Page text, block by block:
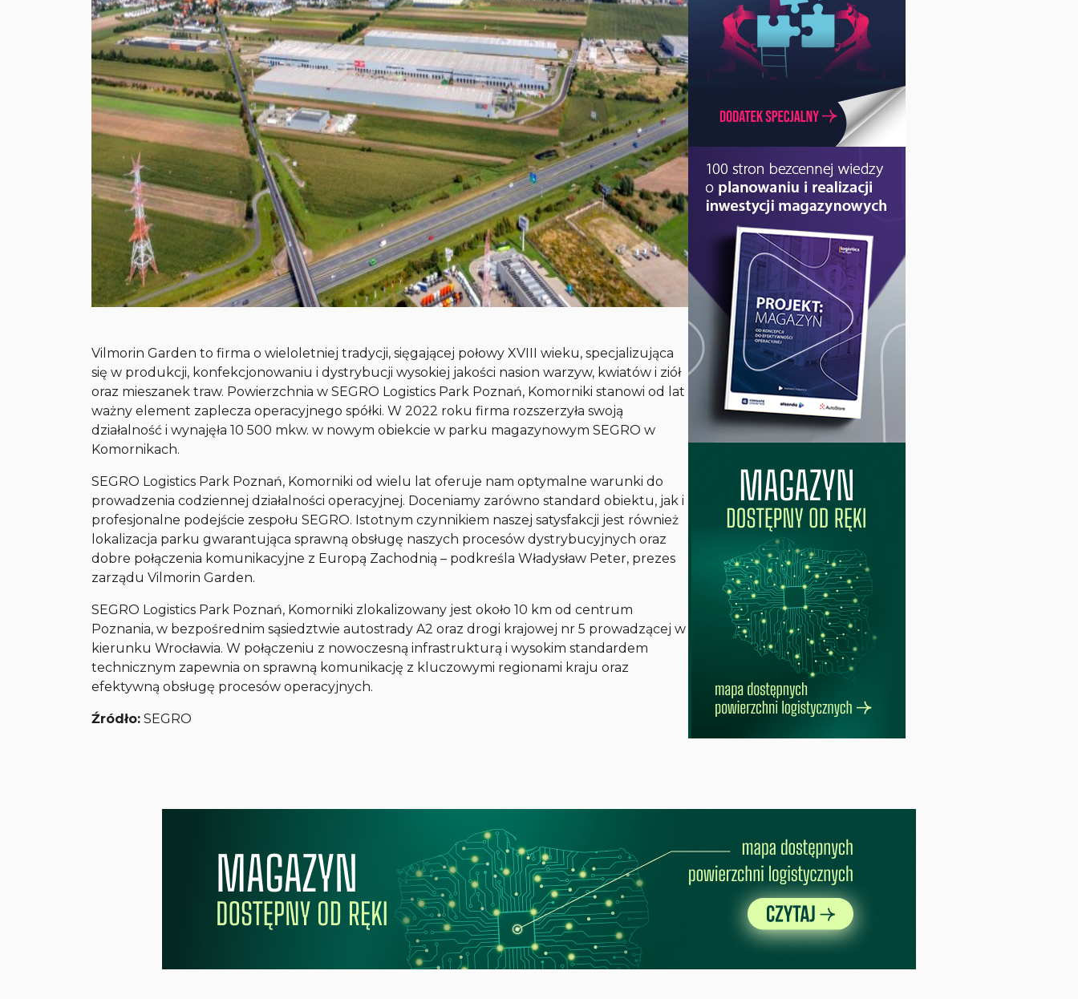
Vilmorin Garden to firma o wieloletniej tradycji, sięgającej połowy XVIII wieku, specjalizująca
się w produkcji, konfekcjonowaniu i dystrybucji wysokiej jakości nasion warzyw, kwiatów i ziół
oraz mieszanek traw. Powierzchnia w SEGRO Logistics Park Poznań, Komorniki stanowi od lat
ważny element zaplecza operacyjnego spółki. W 2022 roku firma rozszerzyła swoją
działalność i wynajęła 10 500 mkw. w nowym obiekcie w parku magazynowym SEGRO w
Komornikach.
SEGRO Logistics Park Poznań, Komorniki od wielu lat oferuje nam optymalne warunki do
prowadzenia codziennej działalności operacyjnej. Doceniamy zarówno standard obiektu, jak i
profesjonalne podejście zespołu SEGRO. Istotnym czynnikiem naszej satysfakcji jest również
lokalizacja parku gwarantująca sprawną obsługę naszych procesów dystrybucyjnych oraz
dobre połączenia komunikacyjne z Europą Zachodnią – podkreśla Władysław Peter, prezes
zarządu Vilmorin Garden.
SEGRO Logistics Park Poznań, Komorniki zlokalizowany jest około 10 km od centrum
Poznania, w bezpośrednim sąsiedztwie autostrady A2 oraz drogi krajowej nr 5 prowadzącej w
kierunku Wrocławia. W połączeniu z nowoczesną infrastrukturą i wysokim standardem
technicznym zapewnia on sprawną komunikację z kluczowymi regionami kraju oraz
efektywną obsługę procesów operacyjnych.
Źródło: SEGRO